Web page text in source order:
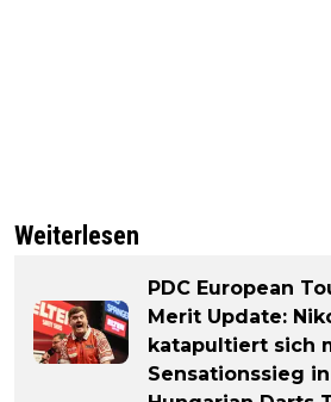
Weiterlesen
PDC European
Merit Update:
katapultiert sich
Sensationssieg